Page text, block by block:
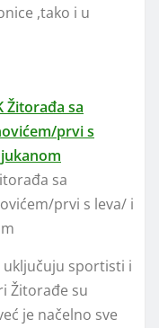
,tako i u
sa
prvi s leva/ i
uključuju sportisti i
Žitorađe su
je načelno sve